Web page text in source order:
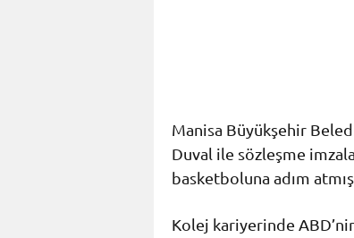
Manisa Büyükşehir
Duval ile sözleşme
basketboluna adım
Kolej kariyerinde